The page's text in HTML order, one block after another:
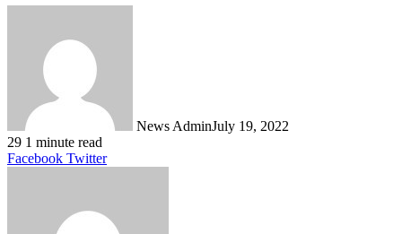
News AdminJuly 19, 2022
29 1 minute read
Facebook TwitterLinkedIn
Tumblr
Pinterest
Reddit
VKontakte
Share
Print